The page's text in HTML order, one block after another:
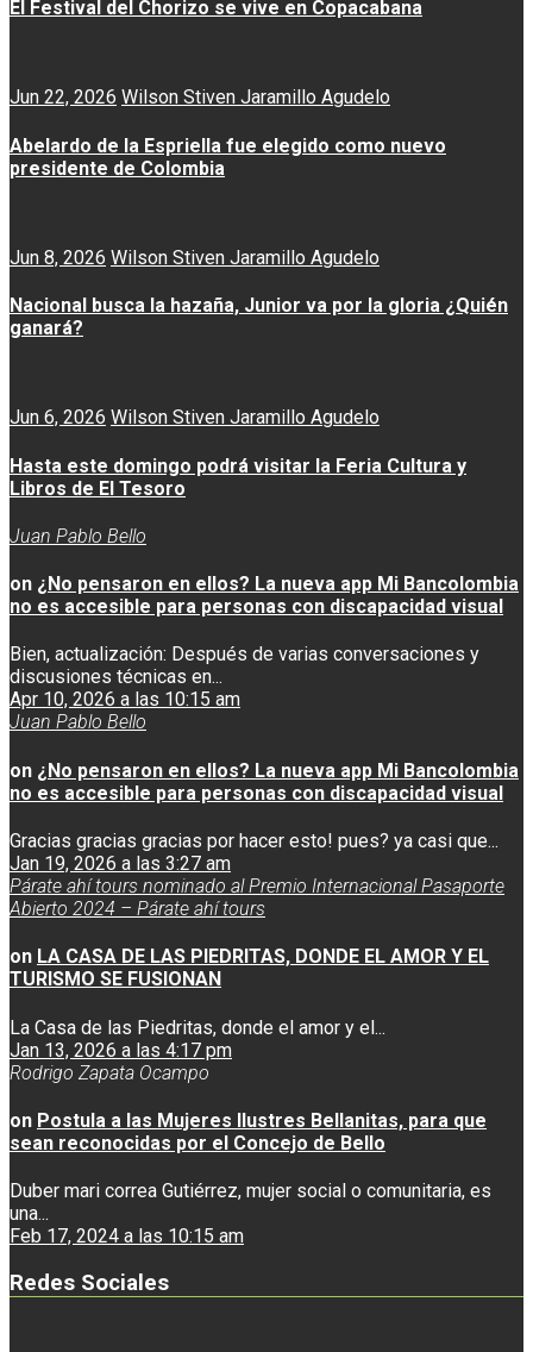
El Festival del Chorizo se vive en Copacabana
Jun 22, 2026 Wilson Stiven Jaramillo Agudelo
Abelardo de la Espriella fue elegido como nuevo
presidente de Colombia
Jun 8, 2026 Wilson Stiven Jaramillo Agudelo
Nacional busca la hazaña, Junior va por la gloria ¿Quién
ganará?
Jun 6, 2026 Wilson Stiven Jaramillo Agudelo
Hasta este domingo podrá visitar la Feria Cultura y
Libros de El Tesoro
Juan Pablo Bello
on ¿No pensaron en ellos? La nueva app Mi Bancolombia
no es accesible para personas con discapacidad visual
Bien, actualización: Después de varias conversaciones y
discusiones técnicas en...
Apr 10, 2026 a las 10:15 am
Juan Pablo Bello
on ¿No pensaron en ellos? La nueva app Mi Bancolombia
no es accesible para personas con discapacidad visual
Gracias gracias gracias por hacer esto! pues? ya casi que...
Jan 19, 2026 a las 3:27 am
Párate ahí tours nominado al Premio Internacional Pasaporte
Abierto 2024 – Párate ahí tours
on LA CASA DE LAS PIEDRITAS, DONDE EL AMOR Y EL
TURISMO SE FUSIONAN
La Casa de las Piedritas, donde el amor y el...
Jan 13, 2026 a las 4:17 pm
Rodrigo Zapata Ocampo
on Postula a las Mujeres Ilustres Bellanitas, para que
sean reconocidas por el Concejo de Bello
Duber mari correa Gutiérrez, mujer social o comunitaria, es
una...
Feb 17, 2024 a las 10:15 am
Redes Sociales